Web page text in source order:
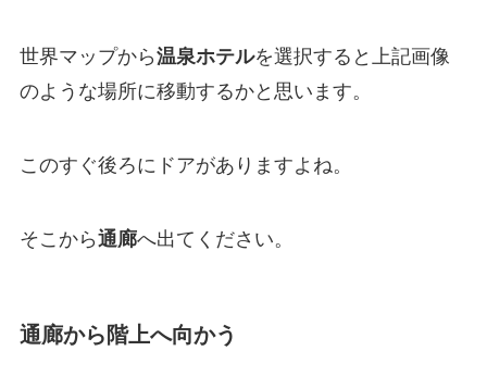
世界マップから温泉ホテルを選択すると上記画像
のような場所に移動するかと思います。
このすぐ後ろにドアがありますよね。
そこから通廊へ出てください。
通廊から階上へ向かう